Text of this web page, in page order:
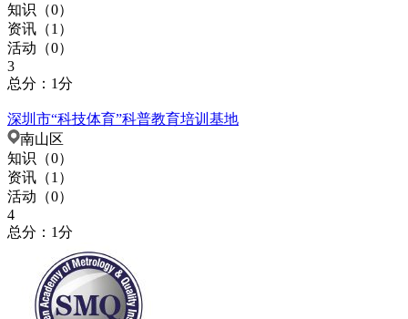
知识（0）
资讯（1 ）
活动（0）
3
总分：1分
深圳市“科技体育”科普教育培训基地
南山区
知识（0）
资讯（1 ）
活动（0）
4
总分：1分